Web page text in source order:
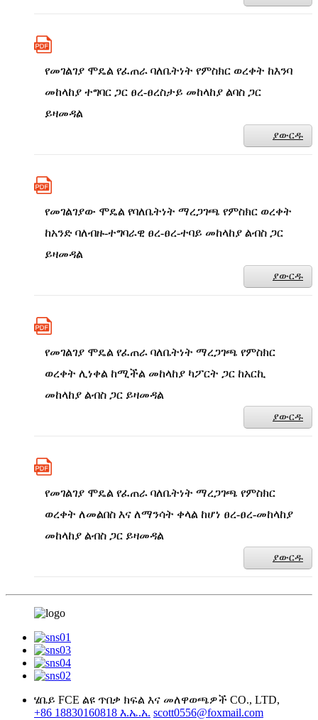
የመገልገያ ሞዴል የፈጠራ ባለቤትነት የምስክር ወረቀት ከእንባ
መከላከያ ተግባር ጋር ፀረ-ፀረስታይ መከላከያ ልባስ ጋር
ይዛመዳል
ያውርዱ
የመገልገያው ሞዴል የባለቤትነት ማረጋገጫ የምስክር ወረቀት
ከአንድ ባለብዙ-ተግባራዊ ፀረ-ፀረ-ተባይ መከላከያ ልብስ ጋር
ይዛመዳል
ያውርዱ
የመገልገያ ሞዴል የፈጠራ ባለቤትነት ማረጋገጫ የምስክር
ወረቀት ሊነቀል ከሚችል መከላከያ ካፖርት ጋር ከአርኪ
መከላከያ ልብስ ጋር ይዛመዳል
ያውርዱ
የመገልገያ ሞዴል የፈጠራ ባለቤትነት ማረጋገጫ የምስክር
ወረቀት ለመልበስ እና ለማንሳት ቀላል ከሆነ ፀረ-ፀረ-መከላከያ
መከላከያ ልብስ ጋር ይዛመዳል
ያውርዱ
ሄቤይ FCE ልዩ ጥበቃ ክፍል እና መለዋወጫዎች CO., LTD,
+86 18830160818 እ.ኤ.አ. scott0556@foxmail.com